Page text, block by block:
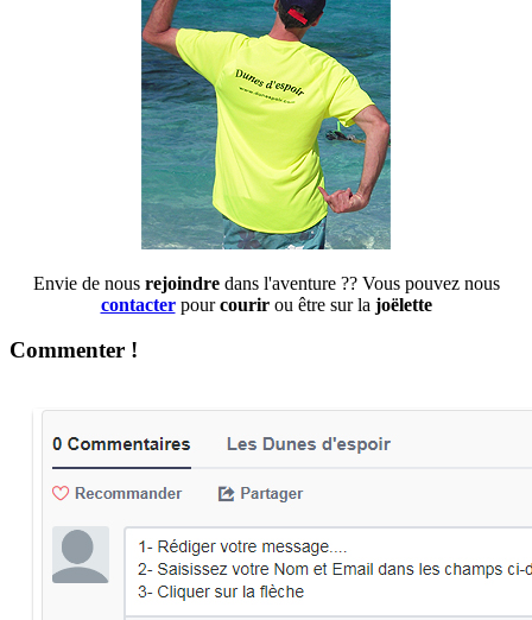
Envie de nous rejoindre dans l'aventure ?? Vous pouvez nous
contacterpourcourir ou être sur la joëlette
Commenter !